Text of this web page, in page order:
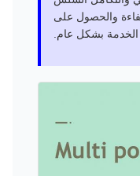
والحصول على
الخدمة بشكل عام.